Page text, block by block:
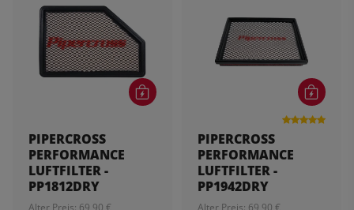
PIPERCROSS
PERFORMANCE
LUFTFILTER -
PP1812DRY
Alter Preis: 69,90 €
PIPERCROSS
PERFORMANCE
LUFTFILTER -
PP1942DRY
Alter Preis: 69,90 €